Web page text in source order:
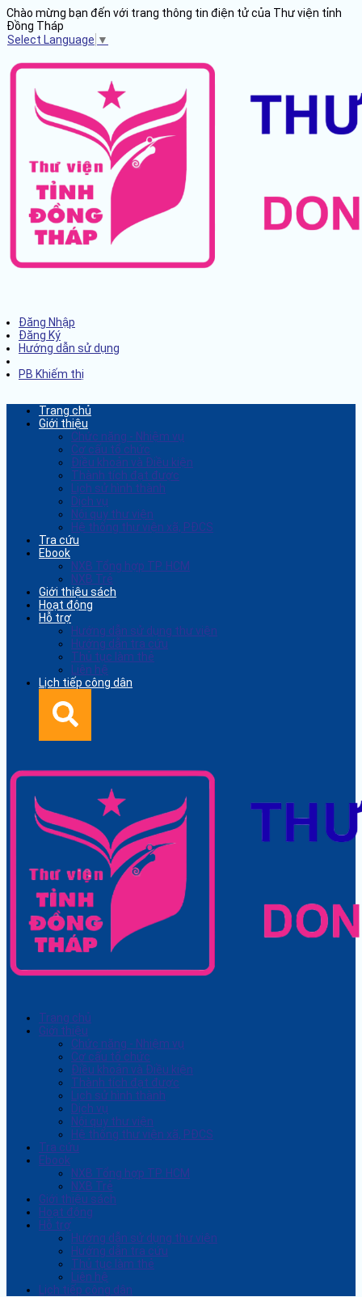
Chào mừng bạn đến với trang thông tin điện tử của Thư viện tỉnh
Đồng Tháp
Select Language ▼
Đăng Nhập
Đăng Ký
Hướng dẫn sử dụng
PB Khiếm thị
Trang chủ
Giới thiệu
Chức năng - Nhiệm vụ
Cơ cấu tổ chức
Điều khoản và Điều kiện
Thành tích đạt được
Lịch sử hình thành
Dịch vụ
Nội quy thư viện
Hệ thống thư viện xã, PĐCS
Tra cứu
Ebook
NXB Tổng hợp TP. HCM
NXB Trẻ
Giới thiệu sách
Hoạt động
Hỗ trợ
Hướng dẫn sử dụng thư viện
Hướng dẫn tra cứu
Thủ tục làm thẻ
Liên hệ
Lịch tiếp công dân
Trang chủ
Giới thiệu
Chức năng - Nhiệm vụ
Cơ cấu tổ chức
Điều khoản và Điều kiện
Thành tích đạt được
Lịch sử hình thành
Dịch vụ
Nội quy thư viện
Hệ thống thư viện xã, PĐCS
Tra cứu
Ebook
NXB Tổng hợp TP. HCM
NXB Trẻ
Giới thiệu sách
Hoạt động
Hỗ trợ
Hướng dẫn sử dụng thư viện
Hướng dẫn tra cứu
Thủ tục làm thẻ
Liên hệ
Lịch tiếp công dân